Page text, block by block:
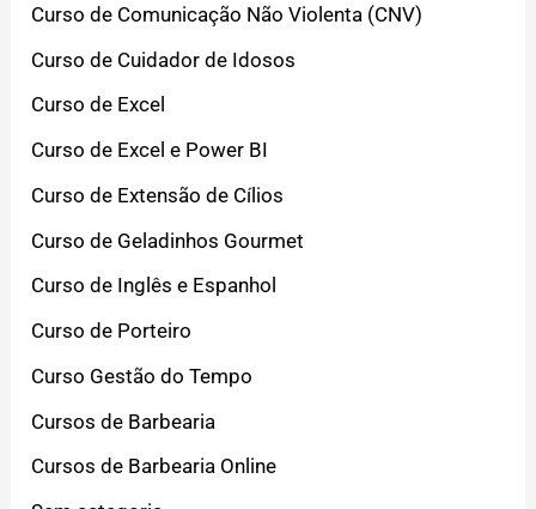
Curso de Comunicação Não Violenta (CNV)
Curso de Cuidador de Idosos
Curso de Excel
Curso de Excel e Power BI
Curso de Extensão de Cílios
Curso de Geladinhos Gourmet
Curso de Inglês e Espanhol
Curso de Porteiro
Curso Gestão do Tempo
Cursos de Barbearia
Cursos de Barbearia Online